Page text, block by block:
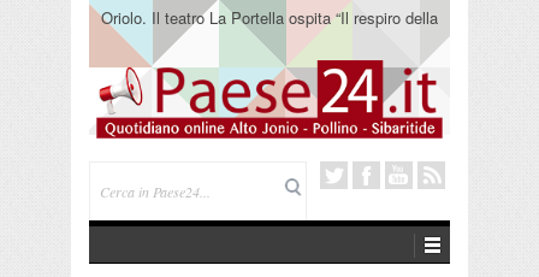
Oriolo. Il teatro La Portella ospita “Il respiro della
terra” del collettivo 365